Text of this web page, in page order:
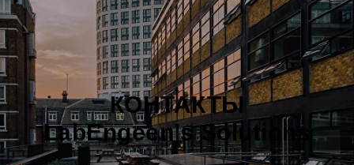
КОНТАКТЫ
LabEngeen’s Solutions